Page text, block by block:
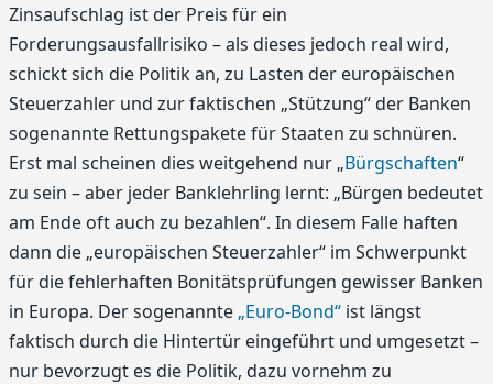
Zinsaufschlag ist der Preis für ein
Forderungsausfallrisiko – als dieses jedoch real wird,
schickt sich die Politik an, zu Lasten der europäischen
Steuerzahler und zur faktischen „Stützung“ der Banken
sogenannte Rettungspakete für Staaten zu schnüren.
Erst mal scheinen dies weitgehend nur „Bürgschaften“
zu sein – aber jeder Banklehrling lernt: „Bürgen bedeutet
am Ende oft auch zu bezahlen“. In diesem Falle haften
dann die „europäischen Steuerzahler“ im Schwerpunkt
für die fehlerhaften Bonitätsprüfungen gewisser Banken
in Europa. Der sogenannte „Euro-Bond“ ist längst
faktisch durch die Hintertür eingeführt und umgesetzt –
nur bevorzugt es die Politik, dazu vornehm zu